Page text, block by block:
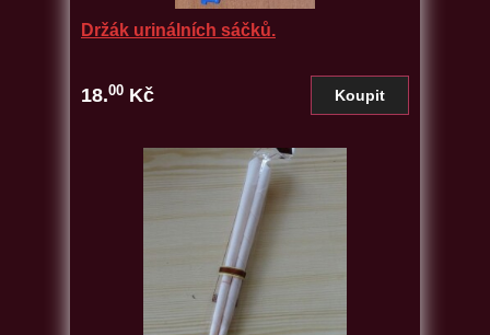
Držák urinálních sáčků.
18.00 Kč